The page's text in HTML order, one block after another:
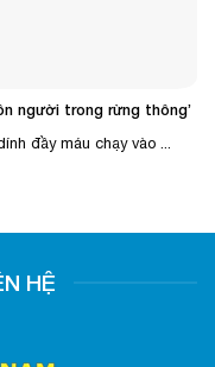
người trong rừng thông’
đầy máu chạy vào ...
HỆ